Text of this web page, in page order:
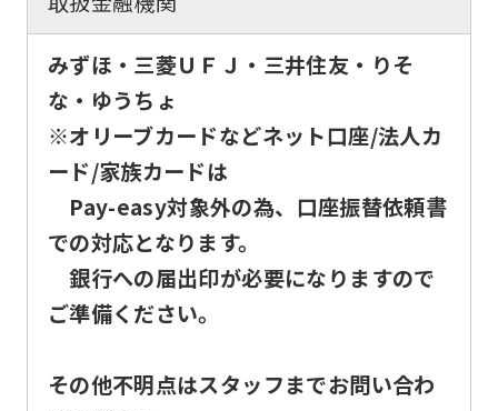
みずほ・三菱ＵＦＪ・三井住友・りそ
な・ゆうちょ
※オリーブカードなどネット口座/法人カ
ード/家族カードは
Pay-easy対象外の為、口座振替依頼書
での対応となります。
銀行への届出印が必要になりますので
ご準備ください。
その他不明点はスタッフまでお問い合わ